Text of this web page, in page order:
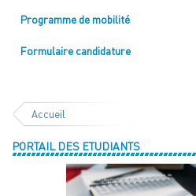
Programme de mobilité
Formulaire candidature
Accueil
PORTAIL DES ETUDIANTS